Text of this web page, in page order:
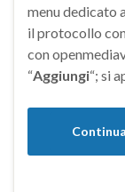
menu dedicato
il protocollo
con
“Aggiungi“; si